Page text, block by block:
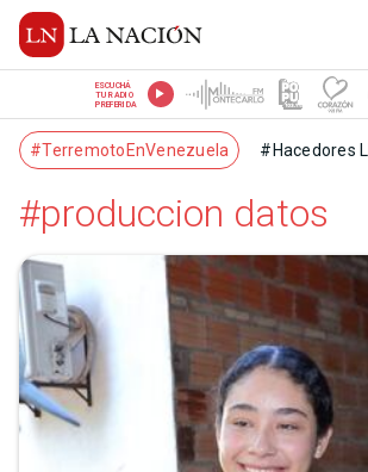
ESCUCHÁ
TU RADIO
PREFERIDA
#TerremotoEnVenezuela #Hacedores
#produccion datos